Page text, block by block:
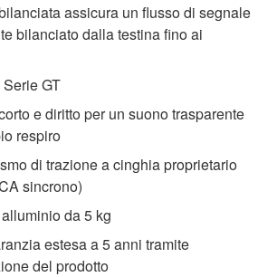
assicura un flusso di segnale
bilanciato dalla testina fino ai
GT
e diritto per un suono trasparente
respiro
di trazione a cinghia proprietario
sincrono)
da 5 kg
estesa a 5 anni tramite
del prodotto